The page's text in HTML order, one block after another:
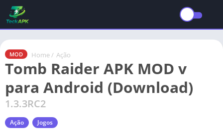
MOD Home / Ação
Tomb Raider APK MOD v
para Android (Download)
1.3.3RC2
Ação Jogos